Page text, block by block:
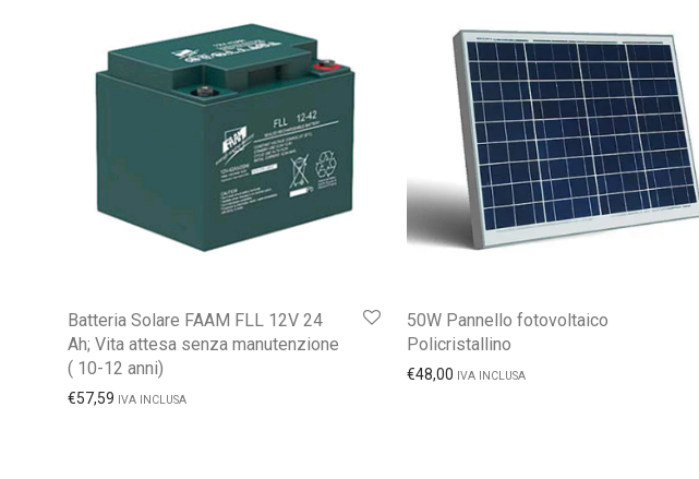
Batteria Solare FAAM FLL 12V 24
Ah; Vita attesa senza manutenzione
( 10-12 anni)
€57,59 IVA INCLUSA
50W Pannello fotovoltaico
Policristallino
€48,00 IVA INCLUSA